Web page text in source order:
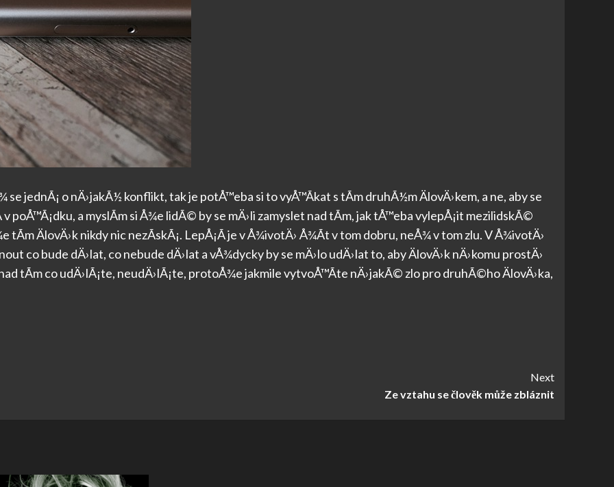
jednÃ¡ o nÄ›jakÃ½ konflikt, tak je potÅ™eba si to vyÅ™Ã­kat s tÃ­m druhÃ½m ÄlovÄ›kem, a ne, aby se
poÅ™Ã¡dku, a myslÃ­m si Å¾e lidÃ© by se mÄ›li zamyslet nad tÃ­m, jak tÅ™eba vylepÅ¡it mezilidskÃ©
ÄlovÄ›k nikdy nic nezÃ­skÃ¡. LepÅ¡Ã­ je v Å¾ivotÄ› Å¾Ã­t v tom dobru, neÅ¾ v tom zlu. V Å¾ivotÄ›
co bude dÄ›lat, co nebude dÄ›lat a vÅ¾dycky by se mÄ›lo udÄ›lat to, aby ÄlovÄ›k nÄ›komu prostÄ›
tÃ­m co udÄ›lÃ¡te, neudÄ›lÃ¡te, protoÅ¾e jakmile vytvoÅ™Ã­te nÄ›jakÃ© zlo pro druhÃ©ho ÄlovÄ›ka,
Next
Ze vztahu se člověk může zbláznit